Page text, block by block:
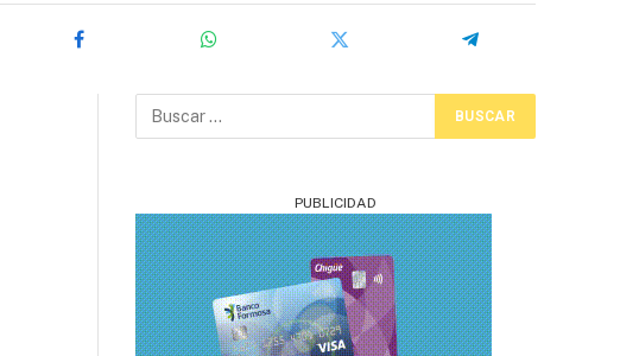
PUBLICIDAD